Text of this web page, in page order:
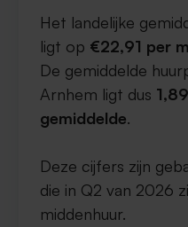
Het landelijke
ligt op €22,91 per m
De gemiddelde
Arnhem ligt dus
gemiddelde.
Deze cijfers zijn
die in Q2 van 2026
middenhuur.